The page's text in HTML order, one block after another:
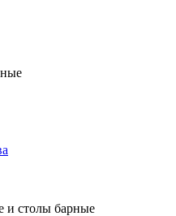
и столы барные